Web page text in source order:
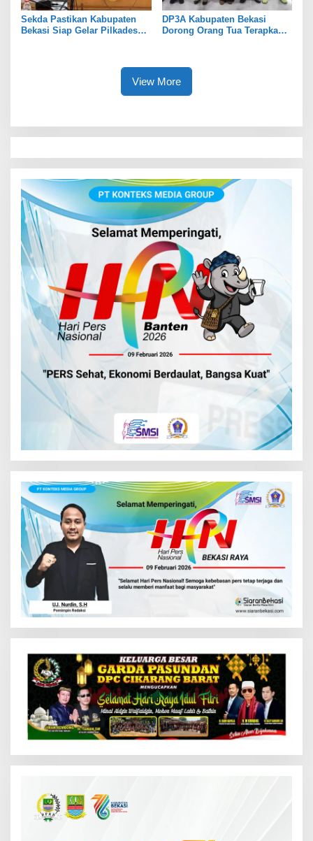
Sekda Pastikan Kabupaten
Bekasi Siap Gelar Pilkades
DP3A Kabupaten Bekasi
Dorong Orang Tua Terapkan
View More